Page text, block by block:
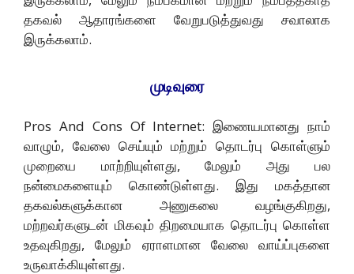
தகவல் ஆதாரங்களை வேறுபடுத்துவது சவாலாக
இருக்கலாம்.
முடிவுரை
Pros And Cons Of Internet: இணையமானது நாம்
வாழும், வேலை செய்யும் மற்றும் தொடர்பு கொள்ளும்
முறையை மாற்றியுள்ளது, மேலும் அது பல
நன்மைகளையும் கொண்டுள்ளது. இது மகத்தான
தகவல்களுக்கான அணுகலை வழங்குகிறது,
மற்றவர்களுடன் மிகவும் திறமையாக தொடர்பு கொள்ள
உதவுகிறது, மேலும் ஏராளமான வேலை வாய்ப்புகளை
உருவாக்கியுள்ளது.